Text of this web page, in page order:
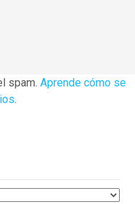
spam. Aprende cómo se
.